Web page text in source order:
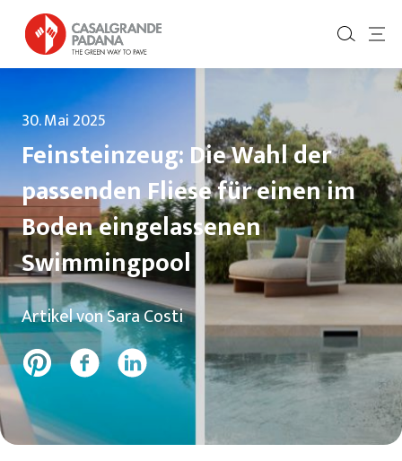
30. Mai 2025
Feinsteinzeug: Die Wahl der
passenden Fliese für einen im
Boden eingelassenen
Swimmingpool
Artikel von Sara Costi